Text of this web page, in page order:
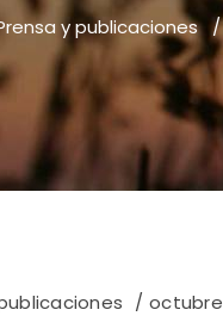
y publicaciones
octubre